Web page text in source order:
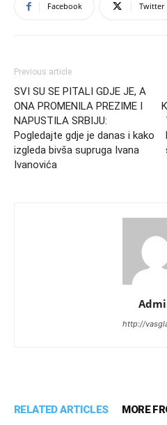
Facebook Twitter
Previous article
SVI SU SE PITALI GDJE JE, A
ONA PROMENILA PREZIME I
NAPUSTILA SRBIJU:
Pogledajte gdje je danas i kako
izgleda bivša supruga Ivana
Ivanovića
http://
RELATED ARTICLES MORE